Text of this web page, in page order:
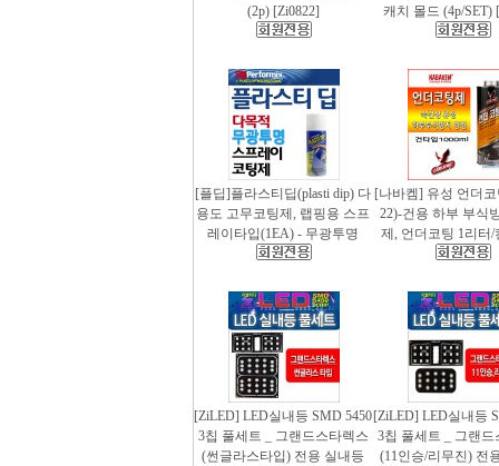
(2p) [Zi0822]
캐치 몰드 (4p/SET)
[플딥]플라스티딥(plasti dip) 다
용도 고무코팅제, 랩핑용 스프
레이타입(1EA) - 무광투명
[나바켐] 유성 언더
22)-건용 하부 부식
제, 언더코팅 1리터/
[ZiLED] LED실내등 SMD 5450
3칩 풀세트 _ 그랜드스타렉스
(썬글라스타입) 전용 실내등
[ZiLED] LED실내등
3칩 풀세트 _ 그랜드
(11인승/리무진) 전